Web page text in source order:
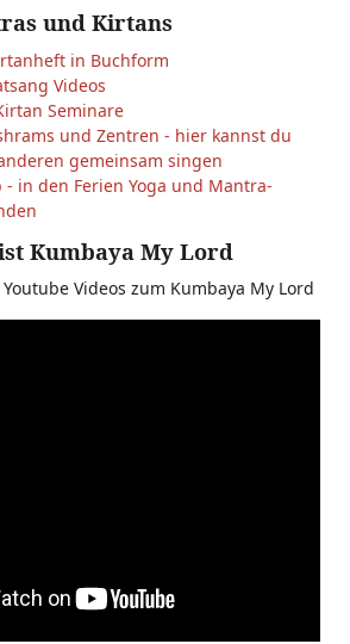
und Kirtans
in Buchform
Videos
Seminare
und Zentren - hier kannst du
gemeinsam singen
- in den Ferien Yoga und Mantra-
Kumbaya My Lord
Videos zum Kumbaya My Lord